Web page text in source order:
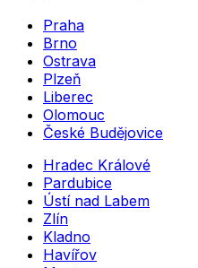
Praha
Brno
Ostrava
Plzeň
Liberec
Olomouc
České Budějovice
Hradec Králové
Pardubice
Ústí nad Labem
Zlín
Kladno
Havířov